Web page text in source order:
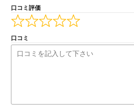
口コミ評価
口コミ